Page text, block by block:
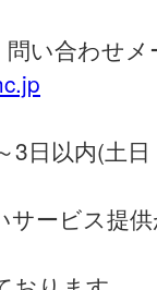
問い合わせ
3日以内(土
サービス提